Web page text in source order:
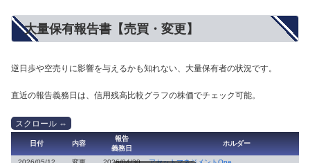
大量保有報告書【売買・変更】
逆日歩や空売りに影響を与えるかも知れない、大量保有者の状況です。
直近の報告義務日は、信用残高比較グラフの株価でチェック可能。
日付 内容
報告
義務日
ホルダー